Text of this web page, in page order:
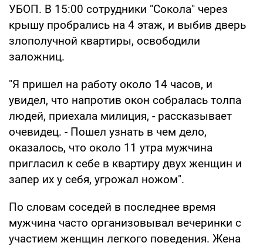
УБОП. В 15:00 сотрудники "Сокола" через
крышу пробрались на 4 этаж, и выбив дверь
злополучной квартиры, освободили
заложниц.
"Я пришел на работу около 14 часов, и
увидел, что напротив окон собралась толпа
людей, приехала милиция, - рассказывает
очевидец. - Пошел узнать в чем дело,
оказалось, что около 11 утра мужчина
пригласил к себе в квартиру двух женщин и
запер их у себя, угрожал ножом".
По словам соседей в последнее время
мужчина часто организовывал вечеринки с
участием женщин легкого поведения. Жена